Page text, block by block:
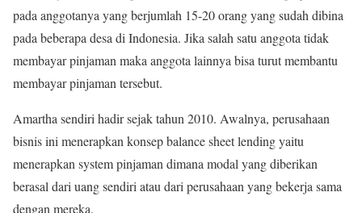
pada anggotanya yang berjumlah 15-20 orang yang sudah dibina
pada beberapa desa di Indonesia. Jika salah satu anggota tidak
membayar pinjaman maka anggota lainnya bisa turut membantu
membayar pinjaman tersebut.
Amartha sendiri hadir sejak tahun 2010. Awalnya, perusahaan
bisnis ini menerapkan konsep balance sheet lending yaitu
menerapkan system pinjaman dimana modal yang diberikan
berasal dari uang sendiri atau dari perusahaan yang bekerja sama
dengan mereka.